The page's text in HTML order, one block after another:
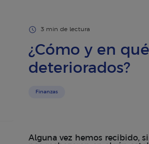
3 min de lectura
¿Cómo y en
deteriorados?
Finanzas
Alguna vez hemos recibido,